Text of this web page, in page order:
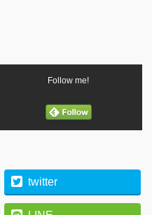
Follow me!
twitter